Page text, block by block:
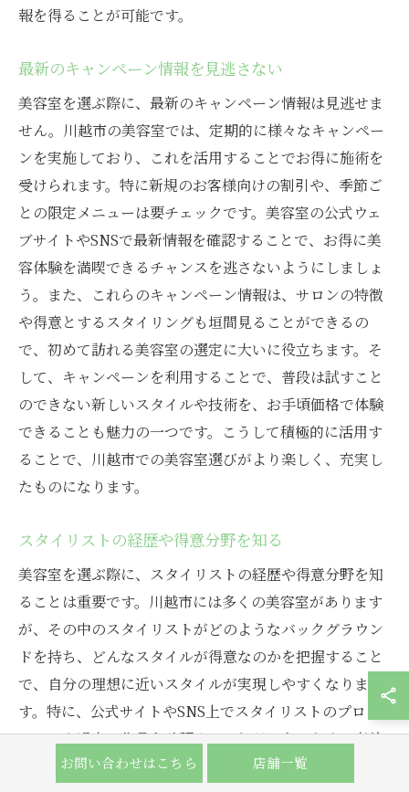
報を得ることが可能です。
最新のキャンペーン情報を見逃さない
美容室を選ぶ際に、最新のキャンペーン情報は見逃せま
せん。川越市の美容室では、定期的に様々なキャンペー
ンを実施しており、これを活用することでお得に施術を
受けられます。特に新規のお客様向けの割引や、季節ご
との限定メニューは要チェックです。美容室の公式ウェ
ブサイトやSNSで最新情報を確認することで、お得に美
容体験を満喫できるチャンスを逃さないようにしましょ
う。また、これらのキャンペーン情報は、サロンの特徴
や得意とするスタイリングも垣間見ることができるの
で、初めて訪れる美容室の選定に大いに役立ちます。そ
して、キャンペーンを利用することで、普段は試すこと
のできない新しいスタイルや技術を、お手頃価格で体験
できることも魅力の一つです。こうして積極的に活用す
ることで、川越市での美容室選びがより楽しく、充実し
たものになります。
スタイリストの経歴や得意分野を知る
美容室を選ぶ際に、スタイリストの経歴や得意分野を知
ることは重要です。川越市には多くの美容室があります
が、その中のスタイリストがどのようなバックグラウン
ドを持ち、どんなスタイルが得意なのかを把握すること
で、自分の理想に近いスタイルが実現しやすくなりま
す。特に、公式サイトやSNS上でスタイリストのプロフ
ィールや過去の作品を確認することができるため、事前
にしっかりとリサーチすることが大切です。また、口コ
お問い合わせはこちら 店舗一覧